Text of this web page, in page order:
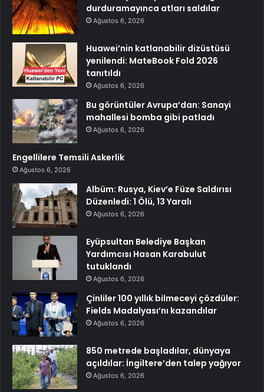
durduramayınca atları saldılar
Ağustos 6, 2026
Huawei’nin katlanabilir dizüstüsü
yenilendi: MateBook Fold 2026
tanıtıldı
Ağustos 6, 2026
Bu görüntüler Avrupa’dan: Sanayi
mahallesi bomba gibi patladı
Ağustos 6, 2026
Engellilere Temsili Askerlik
Ağustos 6, 2026
Albüm: Rusya, Kiev’e Füze Saldırısı
Düzenledi: 1 Ölü, 13 Yaralı
Ağustos 6, 2026
Eyüpsultan Belediye Başkan
Yardımcısı Hasan Karabulut
tutuklandı
Ağustos 6, 2026
Çinliler 100 yıllık bilmeceyi çözdüler:
Fields Madalyası’nı kazandılar
Ağustos 6, 2026
850 metrede başladılar, dünyaya
açıldılar: İngiltere’den talep yağıyor
Ağustos 6, 2026